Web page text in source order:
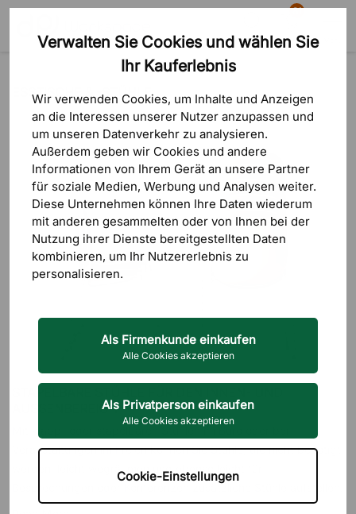
Verwalten Sie Cookies und wählen Sie
Ihr Kauferlebnis
Wir verwenden Cookies, um Inhalte und Anzeigen
an die Interessen unserer Nutzer anzupassen und
um unseren Datenverkehr zu analysieren.
Außerdem geben wir Cookies und andere
Informationen von Ihrem Gerät an unsere Partner
für soziale Medien, Werbung und Analysen weiter.
Diese Unternehmen können Ihre Daten wiederum
mit anderen gesammelten oder von Ihnen bei der
Nutzung ihrer Dienste bereitgestellten Daten
kombinieren, um Ihr Nutzererlebnis zu
personalisieren.
Als Firmenkunde einkaufen
Alle Cookies akzeptieren
Als Privatperson einkaufen
Alle Cookies akzeptieren
Cookie-Einstellungen
Suche
81
Warenkorb
ESSTISCHE & -STÜHLE
AUSSENBEREICH
Mit klapp- oder stapelbaren Stühlen im Büro oder bei
Veranstaltungen im Freien können Sie Stühle, die nicht benötigt
werden, leicht wegräumen und ebenso leicht für
Besprechungen oder Konferenzen zusätzliche Stühle aufstellen.